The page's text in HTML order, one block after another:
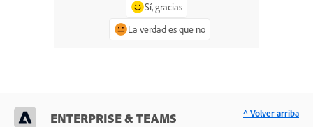
Sí, gracias
La verdad es que no
ENTERPRISE & TEAMS ^ Volver arriba